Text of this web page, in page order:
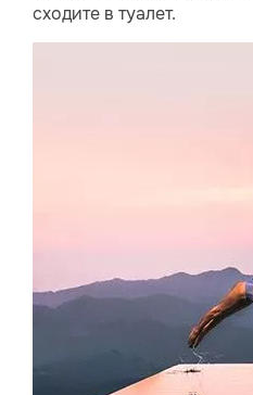
сходите в туалет.